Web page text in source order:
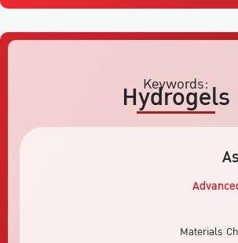
Keywords:
Hydrogels
Materials